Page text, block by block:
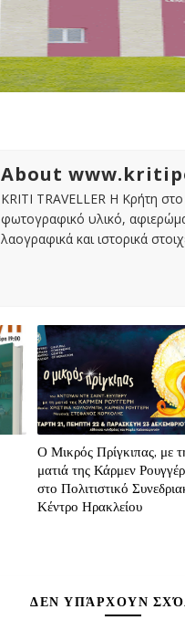
About
KRITI TRAVELLER Η Κρήτη στο
φωτογραφικό υλικό,
λαογραφικά και ιστορικά
Ο Μικρός Πρίγκιπας, με
ματιά της Κάρμεν
στο Πολιτιστικό
Κέντρο Ηρακλείου
ΔΕΝ ΥΠΆΡΧΟΥΝ